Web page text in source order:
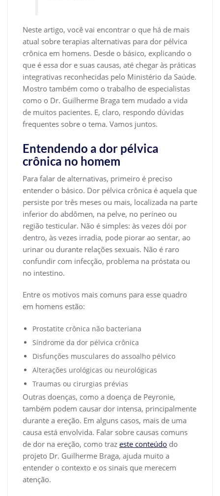
Neste artigo, você vai encontrar o que há de mais
atual sobre terapias alternativas para dor pélvica
crônica em homens. Desde o básico, explicando o
que é essa dor e suas causas, até chegar às práticas
integrativas reconhecidas pelo Ministério da Saúde.
Mostro também como o trabalho de especialistas
como o Dr. Guilherme Braga tem mudado a vida
de muitos pacientes. E, claro, respondo dúvidas
frequentes sobre o tema. Vamos juntos.
Entendendo a dor pélvica
crônica no homem
Para falar de alternativas, primeiro é preciso
entender o básico. Dor pélvica crônica é aquela que
persiste por três meses ou mais, localizada na parte
inferior do abdômen, na pelve, no períneo ou
região testicular. Não é simples: às vezes dói por
dentro, às vezes irradia, pode piorar ao sentar, ao
urinar ou durante relações sexuais. Não é raro
confundir com infecção, problema na próstata ou
no intestino.
Entre os motivos mais comuns para esse quadro
em homens estão:
Prostatite crônica não bacteriana
Síndrome da dor pélvica crônica
Disfunções musculares do assoalho pélvico
Alterações urológicas ou neurológicas
Traumas ou cirurgias prévias
Outras doenças, como a doença de Peyronie,
também podem causar dor intensa, principalmente
durante a ereção. Em alguns casos, mais de uma
causa está envolvida. Falar sobre causas comuns
de dor na ereção, como traz este conteúdo do
projeto Dr. Guilherme Braga, ajuda muito a
entender o contexto e os sinais que merecem
atenção.